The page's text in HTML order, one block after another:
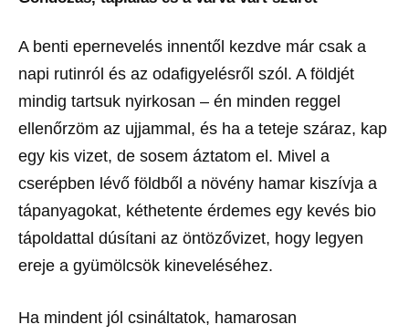
A benti epernevelés innentől kezdve már csak a
napi rutinról és az odafigyelésről szól. A földjét
mindig tartsuk nyirkosan – én minden reggel
ellenőrzöm az ujjammal, és ha a teteje száraz, kap
egy kis vizet, de sosem áztatom el. Mivel a
cserépben lévő földből a növény hamar kiszívja a
tápanyagokat, kéthetente érdemes egy kevés bio
tápoldattal dúsítani az öntözővizet, hogy legyen
ereje a gyümölcsök kineveléséhez.
Ha mindent jól csináltatok, hamarosan